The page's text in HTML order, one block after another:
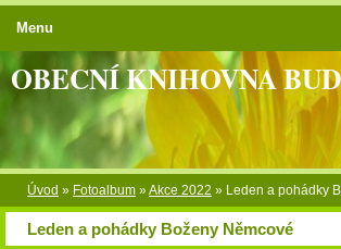
OBECNÍ KNIHOVNA
Úvod » Fotoalbum »Akce 2022 » Leden a pohádky
Leden a pohádky Boženy Němcové
Menu